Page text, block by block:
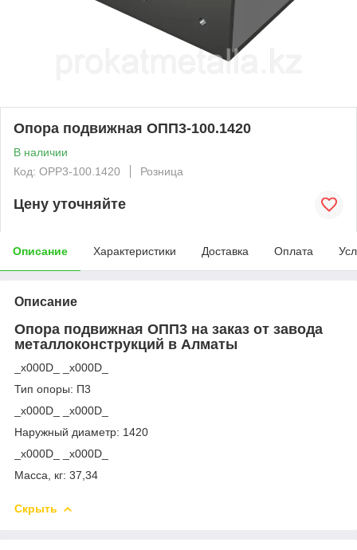
Опора подвижная ОПП3-100.1420
В наличии
Код: OPP3-100.1420
Розница
Цену уточняйте
Описание Характеристики Доставка Оплата
Описание
Опора подвижная ОПП3 на заказ от завода
металлоконструкций в Алматы
_x000D_ _x000D_
Тип опоры: П3
_x000D_ _x000D_
Наружный диаметр: 1420
_x000D_ _x000D_
Масса, кг: 37,34
Скрыть